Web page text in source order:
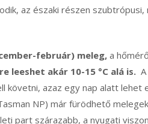
az északi részen szubtrópusi,
február) meleg, a
leeshet akár 10-15 °C alá is.
azaz egy nap alatt lehet
NP) már fürödhető
part szárazabb, a nyugati